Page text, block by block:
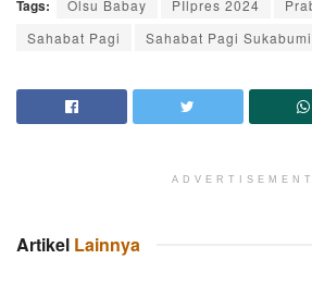
Tags: Olsu Babay PIlpres 2024
Sahabat Pagi
Sahabat Pagi Sukabumi
ADVERTISEMENT
Artikel Lainnya